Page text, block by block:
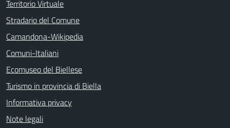
Territorio Virtuale
Stradario del Comune
Camandona-Wikipedia
Comuni-Italiani
Ecomuseo del Biellese
Turismo in provincia di Biella
Informativa privacy
Note legali